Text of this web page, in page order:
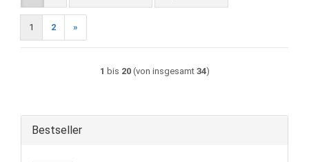
1 2 »
1 bis 20(von insgesamt 34)
Bestseller